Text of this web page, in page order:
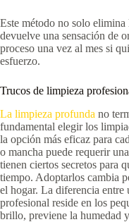
Este método no solo elimina
devuelve una sensación de
proceso una vez al mes si
esfuerzo.
Trucos de limpieza
La limpieza profunda no
fundamental elegir los
la opción más eficaz para
o mancha puede requerir
tienen ciertos secretos para
tiempo. Adoptarlos cambia
el hogar. La diferencia
profesional reside en los
brillo, previene la humedad